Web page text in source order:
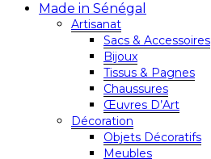
Made in Sénégal
Artisanat
Sacs & Accessoires
Bijoux
Tissus & Pagnes
Chaussures
Œuvres D’Art
Décoration
Objets Décoratifs
Meubles